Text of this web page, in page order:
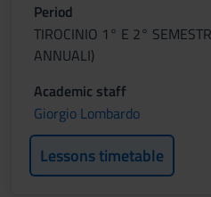
Period
TIROCINIO 1° E 2°
ANNUALI)
Academic staff
Giorgio Lombardo
Lessons timetable